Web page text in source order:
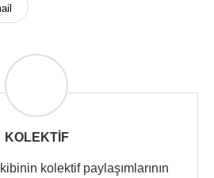
KOLEKTIF
kolektif paylaşımlarının